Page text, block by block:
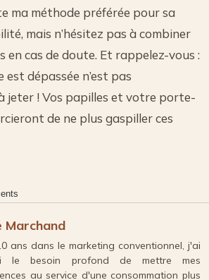
ma méthode préférée pour sa
mais n’hésitez pas à combiner
en cas de doute. Et rappelez-vous :
dépassée n’est pas
jeter ! Vos papilles et votre porte-
de ne plus gaspiller ces
Marchand
ans dans le marketing conventionnel, j'ai
le besoin profond de mettre mes
au service d'une consommation plus